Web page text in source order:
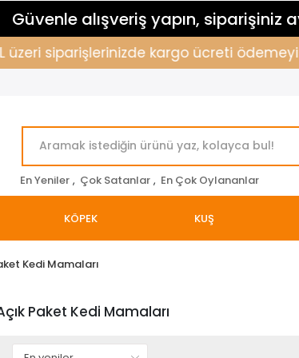
Güvenle alışveriş yapın, siparişiniz
siparişlerinizde kargo ücreti ödemeyin.
En Yeniler , Çok Satanlar , En Çok Oylananlar
KÖPEK KUŞ
Kedi Mamaları
Paket Kedi Mamaları